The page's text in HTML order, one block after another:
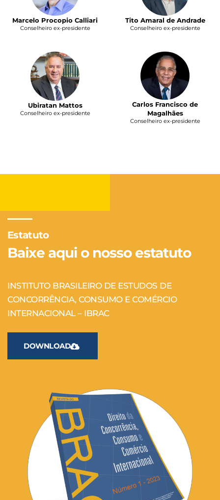
Marcelo Procopio Calliari
Conselheiro ex-presidente
Tito Amaral de Andrade
Conselheiro ex-presidente
Ubiratan Mattos
Conselheiro ex-presidente
Carlos Francisco de
Magalhães
Conselheiro ex-presidente
Estatuto
Baixe aqui o nosso estatuto
INSTITUTO BRASILEIRO DE ESTUDOS DE
CONCORRÊNCIA, CONSUMO E COMÉRCIO
INTERNACIONAL – IBRAC
DOWNLOAD